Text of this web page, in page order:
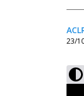
23/